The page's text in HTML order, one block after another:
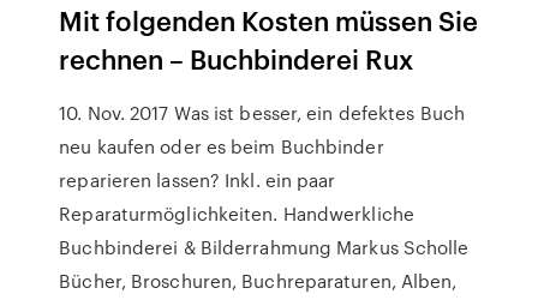
Mit folgenden Kosten müssen Sie
rechnen – Buchbinderei Rux
10. Nov. 2017 Was ist besser, ein defektes Buch
neu kaufen oder es beim Buchbinder
reparieren lassen? Inkl. ein paar
Reparaturmöglichkeiten. Handwerkliche
Buchbinderei & Bilderrahmung Markus Scholle
Bücher, Broschuren, Buchreparaturen, Alben,